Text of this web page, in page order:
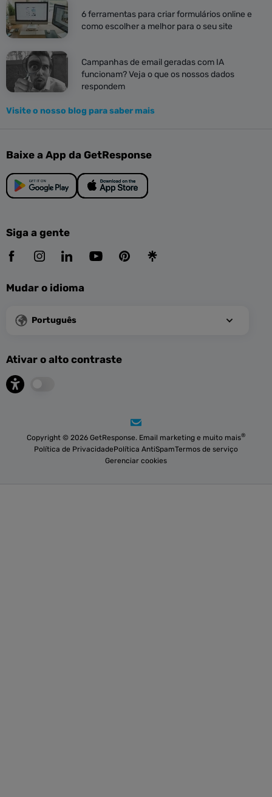
6 ferramentas para criar formulários online e
como escolher a melhor para o seu site
Campanhas de email geradas com IA
funcionam? Veja o que os nossos dados
respondem
Visite o nosso blog para saber mais
Baixe a App da GetResponse
Siga a gente
Mudar o idioma
Português
Ativar o alto contraste
Copyright © 2026 GetResponse. Email marketing e muito mais®
Política de PrivacidadePolítica AntiSpamTermos de serviço
Gerenciar cookies